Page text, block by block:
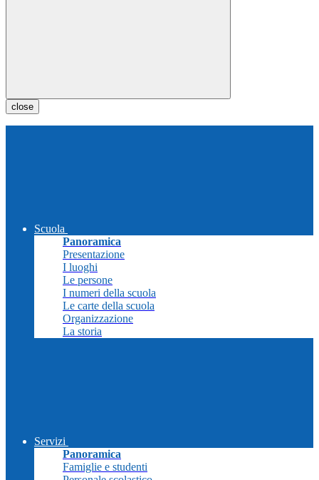
close
Scuola
Panoramica
Presentazione
I luoghi
Le persone
I numeri della scuola
Le carte della scuola
Organizzazione
La storia
Servizi
Panoramica
Famiglie e studenti